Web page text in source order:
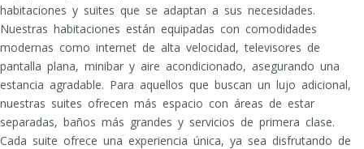
habitaciones y suites que se adaptan a sus necesidades.
Nuestras habitaciones están equipadas con comodidades
modernas como internet de alta velocidad, televisores de
pantalla plana, minibar y aire acondicionado, asegurando una
estancia agradable. Para aquellos que buscan un lujo adicional,
nuestras suites ofrecen más espacio con áreas de estar
separadas, baños más grandes y servicios de primera clase.
Cada suite ofrece una experiencia única, ya sea disfrutando de